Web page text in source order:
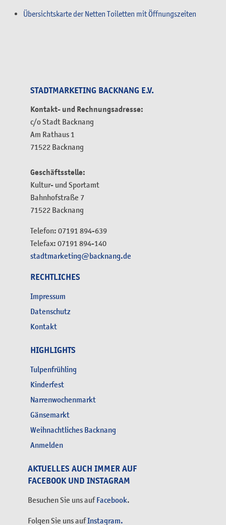
Übersichtskarte der Netten Toiletten mit Öffnungszeiten
STADTMARKETING BACKNANG E.V.
Kontakt- und Rechnungsadresse:
c/o Stadt Backnang
Am Rathaus 1
71522 Backnang
Geschäftsstelle:
Kultur- und Sportamt
Bahnhofstraße 7
71522 Backnang
Telefon: 07191 894-639
Telefax: 07191 894-140
stadtmarketing@backnang.de
RECHTLICHES
Impressum
Datenschutz
Kontakt
HIGHLIGHTS
Tulpenfrühling
Kinderfest
Narrenwochenmarkt
Gänsemarkt
Weihnachtliches Backnang
Anmelden
AKTUELLES AUCH IMMER AUF
FACEBOOK UND INSTAGRAM
Besuchen Sie uns aufFacebook.
Folgen Sie uns aufInstagram.